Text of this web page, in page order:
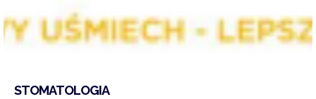
STOMATOLOGIA